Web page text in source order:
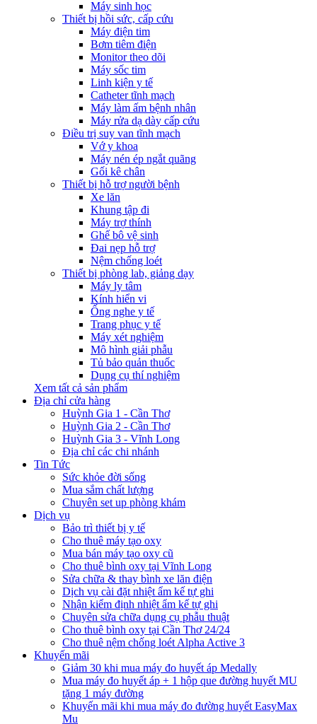
Máy sinh học
Thiết bị hồi sức, cấp cứu
Máy điện tim
Bơm tiêm điện
Monitor theo dõi
Máy sốc tim
Linh kiện y tế
Catheter tĩnh mạch
Máy làm ấm bệnh nhân
Máy rửa dạ dày cấp cứu
Điều trị suy van tĩnh mạch
Vớ y khoa
Máy nén ép ngắt quãng
Gối kê chân
Thiết bị hỗ trợ người bệnh
Xe lăn
Khung tập đi
Máy trợ thính
Ghế bô vệ sinh
Đai nẹp hỗ trợ
Nệm chống loét
Thiết bị phòng lab, giảng dạy
Máy ly tâm
Kính hiển vi
Ống nghe y tế
Trang phục y tế
Máy xét nghiệm
Mô hình giải phẫu
Tủ bảo quản thuốc
Dụng cụ thí nghiệm
Xem tất cả sản phẩm
Địa chỉ cửa hàng
Huỳnh Gia 1 - Cần Thơ
Huỳnh Gia 2 - Cần Thơ
Huỳnh Gia 3 - Vĩnh Long
Địa chỉ các chi nhánh
Tin Tức
Sức khỏe đời sống
Mua sắm chất lượng
Chuyên set up phòng khám
Dịch vụ
Bảo trì thiết bị y tế
Cho thuê máy tạo oxy
Mua bán máy tạo oxy cũ
Cho thuê bình oxy tại Vĩnh Long
Sửa chữa & thay bình xe lăn điện
Dịch vụ cài đặt nhiệt ẩm kế tự ghi
Nhận kiểm định nhiệt ẩm kế tự ghi
Chuyên sửa chữa dụng cụ phẫu thuật
Cho thuê bình oxy tại Cần Thơ 24/24
Cho thuê nệm chống loét Alpha Active 3
Khuyến mãi
Giảm 30 khi mua máy đo huyết áp Medally
Mua máy đo huyết áp + 1 hộp que đường huyết MU
tặng 1 máy đường
Khuyến mãi khi mua máy đo đường huyết EasyMax
Mu